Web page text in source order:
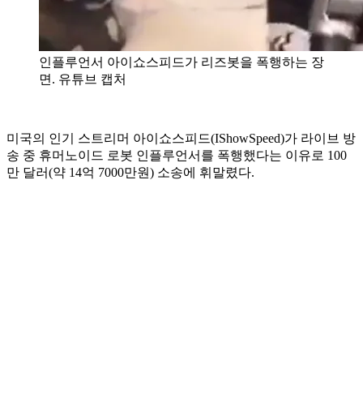
인플루언서 아이쇼스피드가 리즈봇을 폭행하는 장
면. 유튜브 캡처
미국의 인기 스트리머 아이쇼스피드(IShowSpeed)가 라이브 방
송 중 휴머노이드 로봇 인플루언서를 폭행했다는 이유로 100
만 달러(약 14억 7000만원) 소송에 휘말렸다.